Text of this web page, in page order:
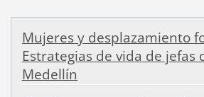
Mujeres y desplazamiento
Estrategias de vida de jefas
Medellín